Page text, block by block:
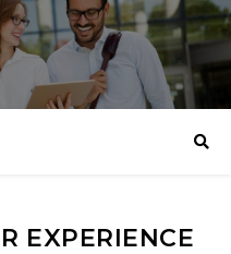
EXPERIENCE